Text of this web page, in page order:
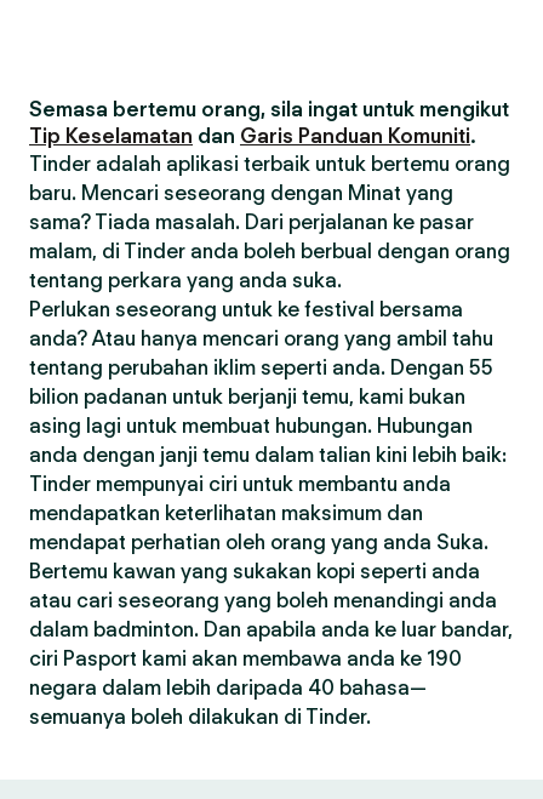
Semasa bertemu orang, sila ingat untuk mengikut
Tip Keselamatan dan Garis Panduan Komuniti.
Tinder adalah aplikasi terbaik untuk bertemu orang
baru. Mencari seseorang dengan Minat yang
sama? Tiada masalah. Dari perjalanan ke pasar
malam, di Tinder anda boleh berbual dengan orang
tentang perkara yang anda suka.
Perlukan seseorang untuk ke festival bersama
anda? Atau hanya mencari orang yang ambil tahu
tentang perubahan iklim seperti anda. Dengan 55
bilion padanan untuk berjanji temu, kami bukan
asing lagi untuk membuat hubungan. Hubungan
anda dengan janji temu dalam talian kini lebih baik:
Tinder mempunyai ciri untuk membantu anda
mendapatkan keterlihatan maksimum dan
mendapat perhatian oleh orang yang anda Suka.
Bertemu kawan yang sukakan kopi seperti anda
atau cari seseorang yang boleh menandingi anda
dalam badminton. Dan apabila anda ke luar bandar,
ciri Pasport kami akan membawa anda ke 190
negara dalam lebih daripada 40 bahasa—
semuanya boleh dilakukan di Tinder.